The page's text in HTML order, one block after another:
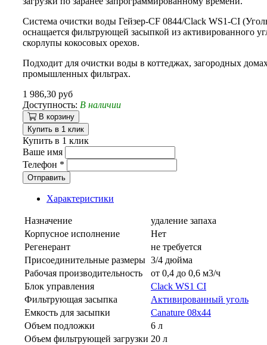
Система очистки воды Гейзер-CF 0844/Clack WS1-CI
оснащается фильтрующей засыпкой из активированного
скорлупы кокосовых орехов.
Подходит для очистки воды в коттеджах, загородных
промышленных фильтрах.
1 986,30 руб
Доступность: В наличии
В корзину
Купить в 1 клик
Купить в 1 клик
Ваше имя
Телефон *
Отправить
Характеристики
Назначение
удаление запаха
Корпусное исполнение
Нет
Регенерант
не требуется
Присоединительные размеры 3/4 дюйма
Рабочая производительность
от 0,4 до 0,6 м3/ч
Блок управления
Clack WS1 CI
Фильтрующая засыпка
Активированный уголь
Емкость для засыпки
Canature 08х44
Объем подложки
6 л
Объем фильтрующей загрузки 20 л